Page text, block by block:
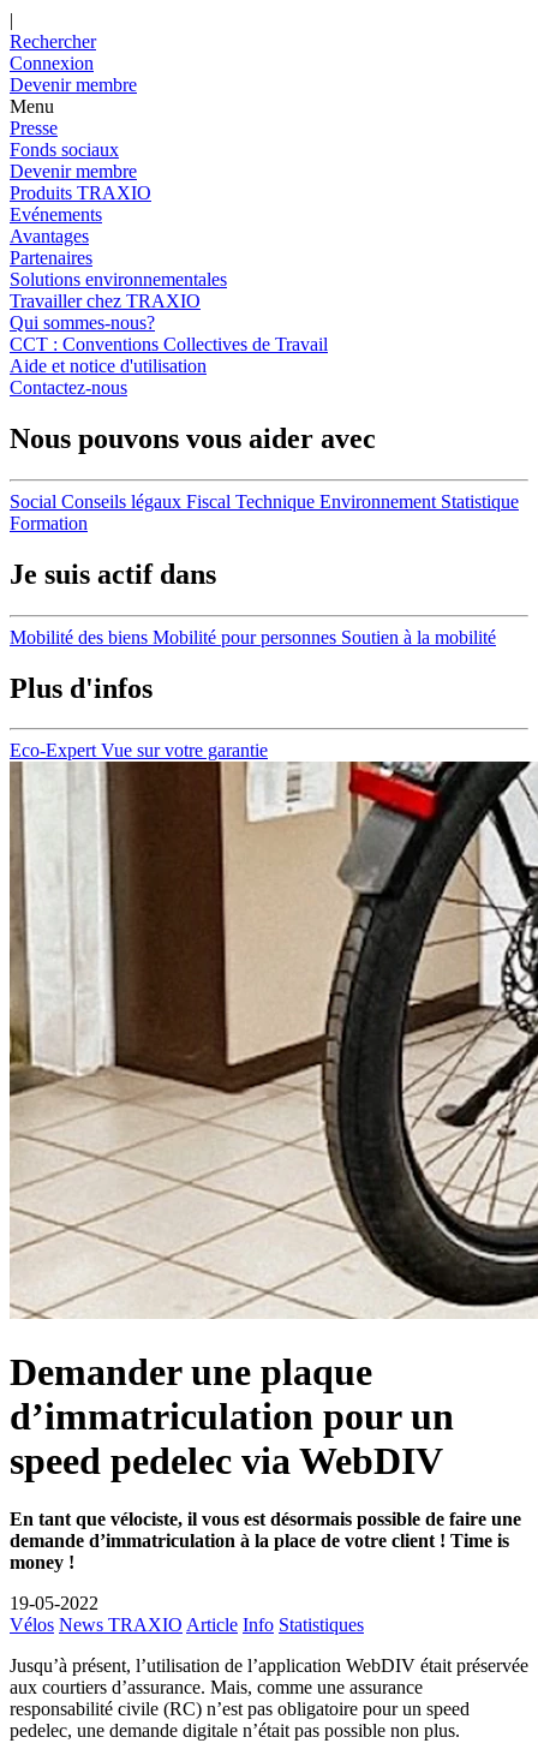
|
Rechercher
Connexion
Devenir membre
Menu
Presse
Fonds sociaux
Devenir membre
Produits TRAXIO
Evénements
Avantages
Partenaires
Solutions environnementales
Travailler chez TRAXIO
Qui sommes-nous?
CCT : Conventions Collectives de Travail
Aide et notice d'utilisation
Contactez-nous
Nous pouvons vous aider avec
Social Conseils légaux Fiscal Technique Environnement Statistique
Formation
Je suis actif dans
Mobilité des biens Mobilité pour personnes Soutien à la mobilité
Plus d'infos
Eco-Expert Vue sur votre garantie
Demander une plaque
d’immatriculation pour un
speed pedelec via WebDIV
En tant que vélociste, il vous est désormais possible de faire une
demande d’immatriculation à la place de votre client ! Time is
money !
19-05-2022
Vélos News TRAXIO Article Info Statistiques
Jusqu’à présent, l’utilisation de l’application WebDIV était préservée
aux courtiers d’assurance. Mais, comme une assurance
responsabilité civile (RC) n’est pas obligatoire pour un speed
pedelec, une demande digitale n’était pas possible non plus.